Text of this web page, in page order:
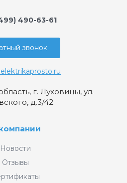
490-63-61
звонок
г. Луховицы, ул.
д.3/42
Новости
Отзывы